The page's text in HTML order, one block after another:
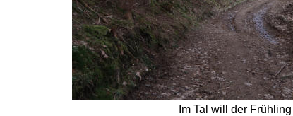
Im Tal will der